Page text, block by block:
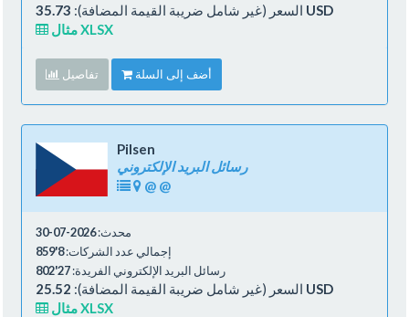
السعر (غير شامل ضريبة القيمة المضافة): 35.73 USD
مثال XLSX
تفاصيل أضف إلى السلة
Pilsen
رسائل البريد الإلكتروني
@ @
محدث:2026-07-30
إجمالي عدد الشركات:8'859
رسائل البريد الإلكتروني الفريدة:27'802
السعر (غير شامل ضريبة القيمة المضافة): 25.52 USD
مثال XLSX